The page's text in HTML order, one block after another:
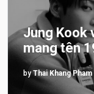
Jung Kook
mang tên
byThai Khang Pham